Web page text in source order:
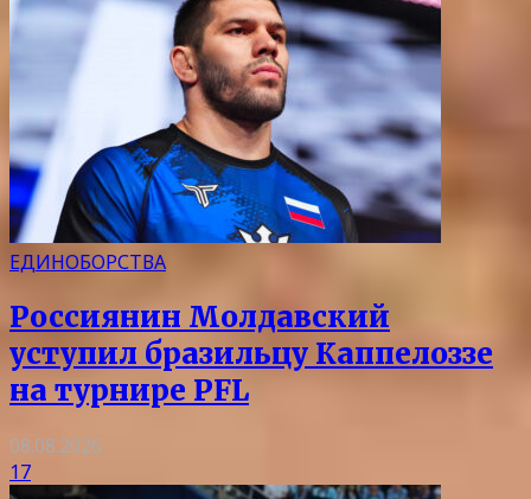
ЕДИНОБОРСТВА
Россиянин Молдавский
уступил бразильцу Каппелоззе
на турнире PFL
08.08.2026
17